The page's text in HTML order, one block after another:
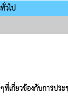
วไป
เกี่ยวข้องกับการปร